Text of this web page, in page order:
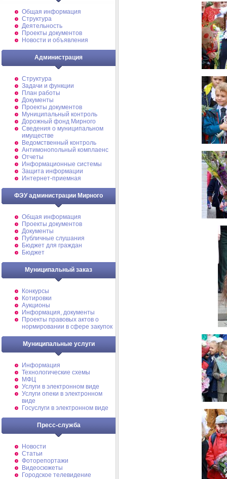
Общая информация
Структура
Деятельность
Проекты документов
Новости и объявления
Администрация
Структура
Задачи и функции
План работы
Документы
Проекты документов
Муниципальный контроль
Дорожный фонд Мирного
Cведения о муниципальном
имуществе
Ведомственный контроль
Антимонопольный комплаенс
Отчеты
Информационные системы
Защита информации
Интернет-приемная
ФЭУ администрации Мирного
Общая информация
Проекты документов
Документы
Публичные слушания
Бюджет для граждан
Бюджет
Муниципальный заказ
Конкурсы
Котировки
Аукционы
Информация, документы
Проекты правовых актов о
нормировании в сфере закупок
Муниципальные услуги
Информация
Технологические схемы
МФЦ
Услуги в электронном виде
Услуги опеки в электронном
виде
Госуслуги в электронном виде
Пресс-служба
Новости
Статьи
Фоторепортажи
Видеосюжеты
Городское телевидение